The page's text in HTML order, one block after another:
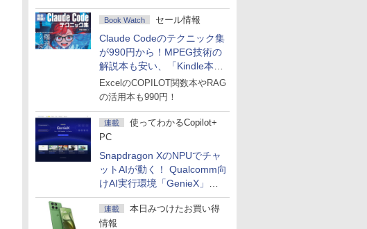
Book Watch セール情報
Claude Codeのテクニック集
が990円から！MPEG技術の
解説本も安い、「Kindle本サ
マーセール」第2弾開始！
ExcelのCOPILOT関数本やRAG
の活用本も990円！
連載
使ってわかるCopilot+
PC
Snapdragon XのNPUでチャ
ットAIが動く！ Qualcomm向
けAI実行環境「GenieX」を
試してみた
連載
本日みつけたお買い得
情報